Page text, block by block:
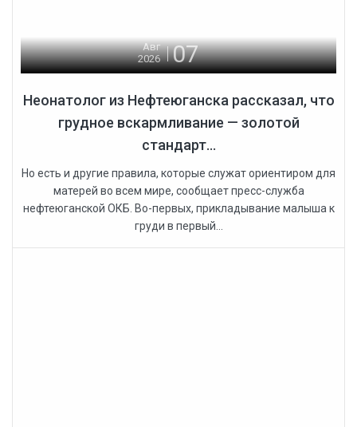
Авг
2026
07
Неонатолог из Нефтеюганска рассказал, что
грудное вскармливание — золотой
стандарт...
Но есть и другие правила, которые служат ориентиром для
матерей во всем мире, сообщает пресс-служба
нефтеюганской ОКБ. Во-первых, прикладывание малыша к
груди в первый...